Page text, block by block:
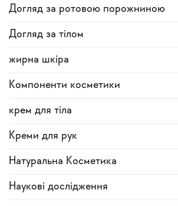
Догляд за ротовою порожниною
Догляд за тілом
жирна шкіра
Компоненти косметики
крем для тіла
Креми для рук
Натуральна Косметика
Наукові дослідження